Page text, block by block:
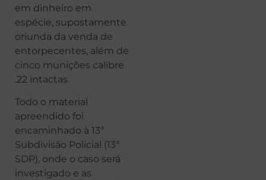
em dinheiro em
espécie, supostamente
oriunda da venda de
entorpecentes, além de
cinco munições calibre
.22 intactas.
Todo o material
apreendido foi
encaminhado à 13ª
Subdivisão Policial (13ª
SDP), onde o caso será
investigado e as